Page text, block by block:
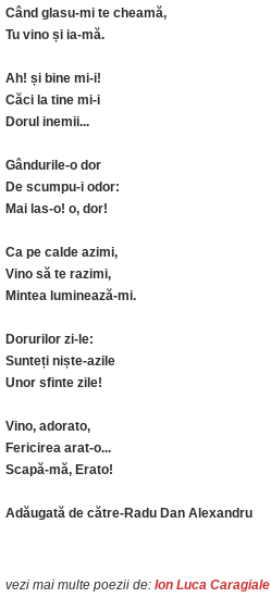
Când glasu-mi te cheamă,
Tu vino și ia-mă.
Ah! și bine mi-i!
Căci la tine mi-i
Dorul inemii...
Gândurile-o dor
De scumpu-i odor:
Mai las-o! o, dor!
Ca pe calde azimi,
Vino să te razimi,
Mintea luminează-mi.
Dorurilor zi-le:
Sunteți niște-azile
Unor sfinte zile!
Vino, adorato,
Fericirea arat-o...
Scapă-mă, Erato!
Adăugată de către-Radu Dan Alexandru
vezi mai multe poezii de: Ion Luca Caragiale